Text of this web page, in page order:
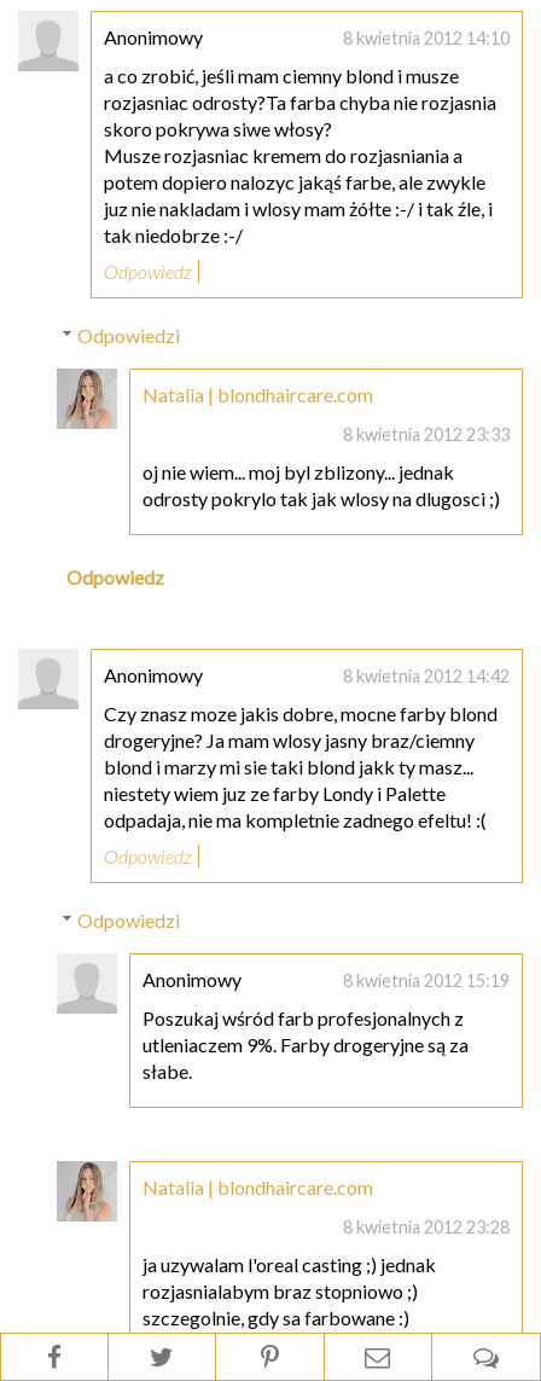
Anonimowy 8 kwietnia 2012 14:10
a co zrobić, jeśli mam ciemny blond i musze
rozjasniac odrosty?Ta farba chyba nie rozjasnia
skoro pokrywa siwe włosy?
Musze rozjasniac kremem do rozjasniania a
potem dopiero nalozyc jakąś farbe, ale zwykle
juz nie nakladam i wlosy mam żółte :-/ i tak źle, i
tak niedobrze :-/
Odpowiedz
Odpowiedzi
Natalia | blondhaircare.com
8 kwietnia 2012 23:33
oj nie wiem... moj byl zblizony... jednak
odrosty pokrylo tak jak wlosy na dlugosci ;)
Odpowiedz
Anonimowy 8 kwietnia 2012 14:42
Czy znasz moze jakis dobre, mocne farby blond
drogeryjne? Ja mam wlosy jasny braz/ciemny
blond i marzy mi sie taki blond jakk ty masz...
niestety wiem juz ze farby Londy i Palette
odpadaja, nie ma kompletnie zadnego efeltu! :(
Odpowiedz
Odpowiedzi
Anonimowy 8 kwietnia 2012 15:19
Poszukaj wśród farb profesjonalnych z
utleniaczem 9%. Farby drogeryjne są za
słabe.
Natalia | blondhaircare.com
8 kwietnia 2012 23:28
ja uzywalam l'oreal casting ;) jednak
rozjasnialabym braz stopniowo ;)
szczegolnie, gdy sa farbowane :)